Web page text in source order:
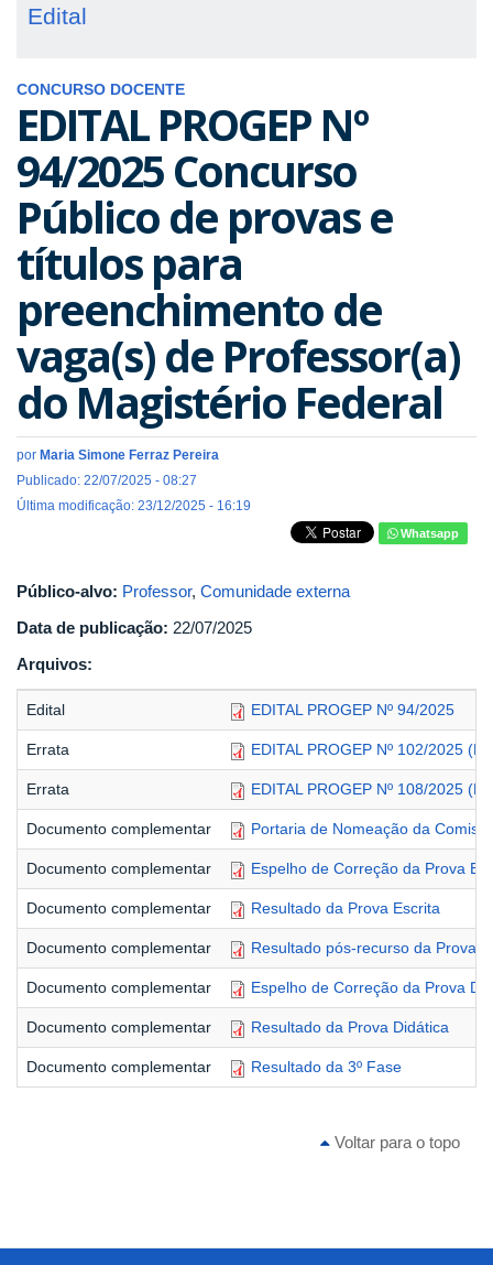
Edital
CONCURSO DOCENTE
EDITAL PROGEP Nº
94/2025 Concurso
Público de provas e
títulos para
preenchimento de
vaga(s) de Professor(a)
do Magistério Federal
por Maria Simone Ferraz Pereira
Publicado: 22/07/2025 - 08:27
Última modificação: 23/12/2025 - 16:19
Whatsapp
Público-alvo: Professor, Comunidade externa
Data de publicação: 22/07/2025
Arquivos:
Edital EDITAL PROGEP Nº 94/2025
Errata EDITAL PROGEP Nº 102/2025
Errata EDITAL PROGEP Nº 108/2025
Documento complementar Portaria de Nomeação da
Documento complementar Espelho de Correção da Prova
Documento complementar Resultado da Prova Escrita
Documento complementar Resultado pós-recurso da Prova
Documento complementar Espelho de Correção da Prova
Documento complementar Resultado da Prova Didática
Documento complementar Resultado da 3º Fase
Voltar para o topo